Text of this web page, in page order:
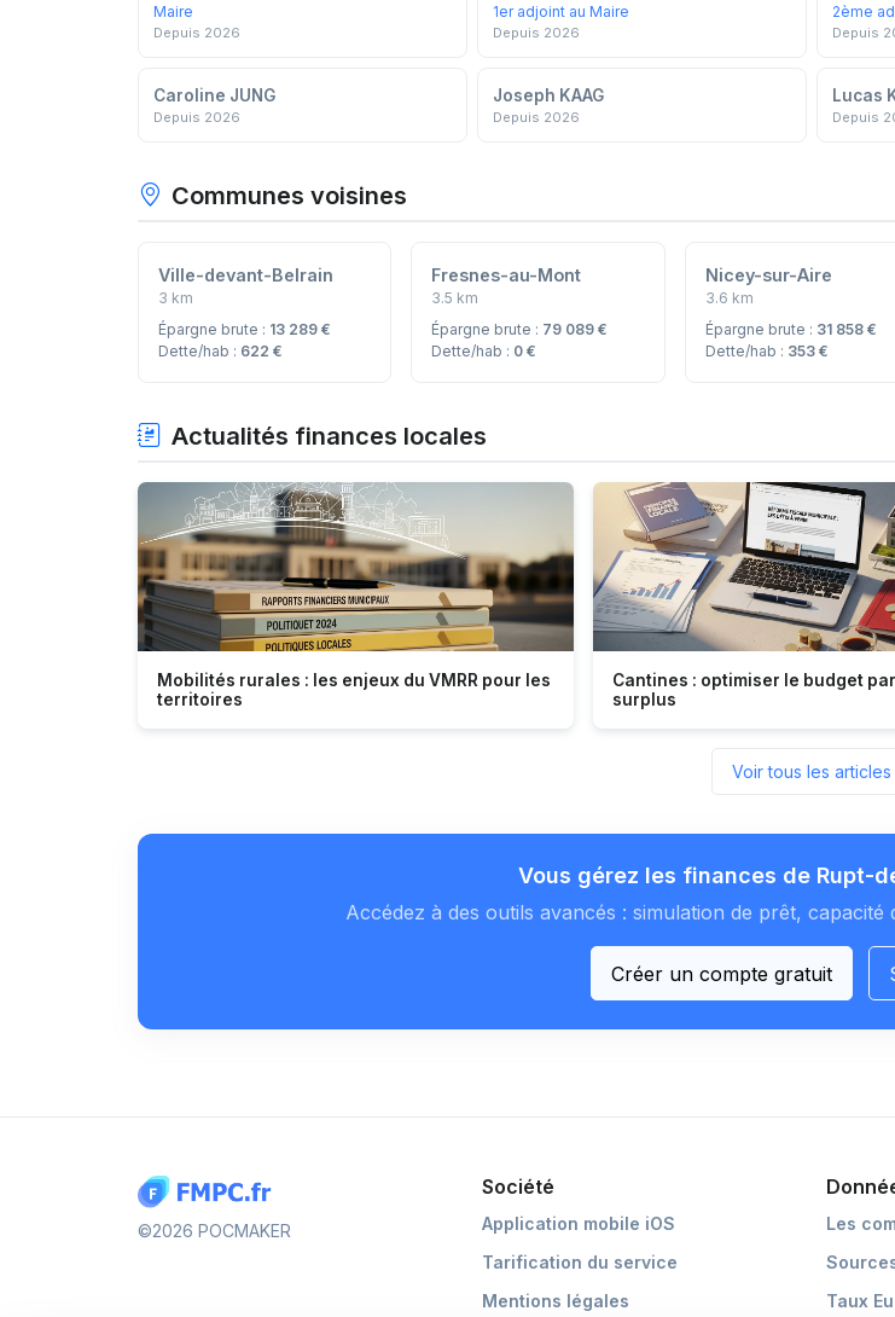
Maire
Depuis 2026
1er adjoint au Maire
Depuis 2026
2ème
Depuis
Caroline JUNG
Depuis 2026
Joseph KAAG
Depuis 2026
Lucas
Depuis
Communes voisines
Ville-devant-Belrain
3 km
Épargne brute : 13 289 €
Dette/hab : 622 €
Fresnes-au-Mont
3.5 km
Épargne brute : 79 089 €
Dette/hab : 0 €
Nicey-sur-Aire
3.6 km
Épargne brute : 31 858 €
Dette/hab : 353 €
Actualités finances locales
Mobilités rurales : les enjeux du VMRR pour les
territoires
Cantines : optimiser le budget
surplus
Voir tous les articles
Vous gérez les finances de Rupt-
Accédez à des outils avancés : simulation de prêt,
Créer un compte gratuit
Société
Application mobile iOS
Tarification du service
Mentions légales
Les
Taux
©2026 POCMAKER